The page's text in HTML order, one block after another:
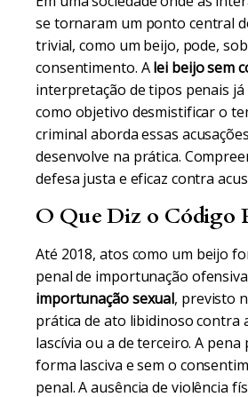
se tornaram um ponto central
trivial, como um beijo, pode,
consentimento. Alei beijo sem
interpretação de tipos penais
como objetivo desmistificar o
criminal aborda essas
desenvolve na prática.
defesa justa e eficaz contra
O Que Diz o Código
Até 2018, atos como um beijo
penal de importunação
importunação sexual, previsto
prática de ato libidinoso contra
lascívia ou a de terceiro. A
forma lasciva e sem o
penal. A ausência de violência